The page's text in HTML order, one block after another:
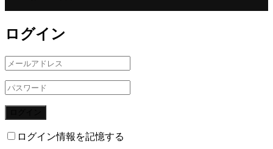
ログイン
ログイン情報を記憶する